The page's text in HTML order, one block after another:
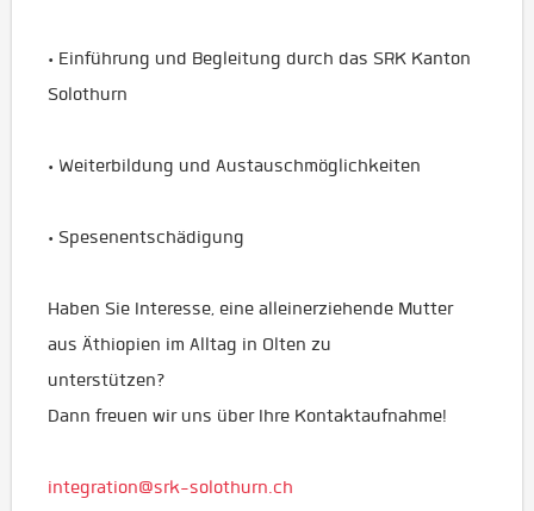
• Einführung und Begleitung durch das SRK Kanton
Solothurn
• Weiterbildung und Austauschmöglichkeiten
• Spesenentschädigung
Haben Sie Interesse, eine alleinerziehende Mutter
aus Äthiopien im Alltag in Olten zu
unterstützen?
Dann freuen wir uns über Ihre Kontaktaufnahme!
integration@srk-solothurn.ch